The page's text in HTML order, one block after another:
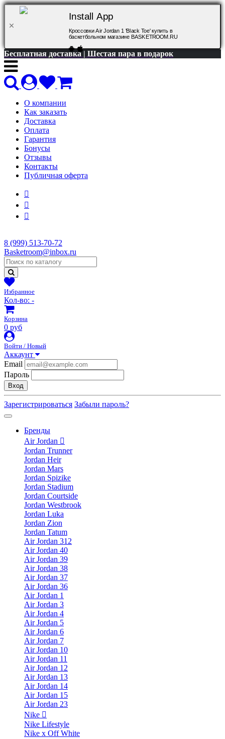
Install App
Кроссовки Air Jordan 1 'Black Toe' купить в
баскетбольном магазине BASKETROOM.RU
Бесплатная доставка | Шестая пара в подарок
О компании
Как заказать
Доставка
Оплата
Гарантия
Бонусы
Отзывы
Контакты
Публичная оферта
8 (999) 513-70-72
Basketroom@inbox.ru
Избранное
Кол-во: -
Корзина
0 руб
Войти / Новый
Аккаунт
Email
Пароль
Вход
Зарегистрироваться Забыли пароль?
Бренды
Air Jordan
Jordan Trunner
Jordan Heir
Jordan Mars
Jordan Spizike
Jordan Stadium
Jordan Courtside
Jordan Westbrook
Jordan Luka
Jordan Zion
Jordan Tatum
Air Jordan 312
Air Jordan 40
Air Jordan 39
Air Jordan 38
Air Jordan 37
Air Jordan 36
Air Jordan 1
Air Jordan 3
Air Jordan 4
Air Jordan 5
Air Jordan 6
Air Jordan 7
Air Jordan 10
Air Jordan 11
Air Jordan 12
Air Jordan 13
Air Jordan 14
Air Jordan 15
Air Jordan 23
Nike
Nike Lifestyle
Nike x Off White